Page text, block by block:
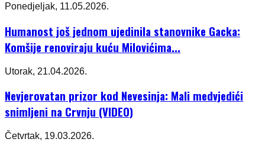
Ponedjeljak, 11.05.2026.
Humanost još jednom ujedinila stanovnike Gacka:
Komšije renoviraju kuću Milovićima...
Utorak, 21.04.2026.
Nevjerovatan prizor kod Nevesinja: Mali medvjedići
snimljeni na Crvnju (VIDEO)
Četvrtak, 19.03.2026.